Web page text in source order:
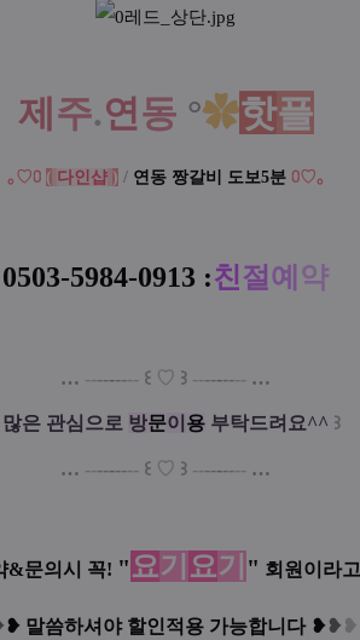
제 주.연동 °✿핫플
｡♡⩇ ( 다인샵 ) / 연동 짱갈비 도보5분 ⩇♡｡
0503-5984-0913 :친절 예 약
… --------- ꒰ ♡ ꒱ --------- …
많은 관심으로 방문이 용 부탁드려요^^ ꒱
… --------- ꒰ ♡ ꒱ --------- …
&문의시 꼭! "요기 요기 " 회원이라고
❥ 말씀하셔야 할인적용 가능합니다 ❥❥ ❥